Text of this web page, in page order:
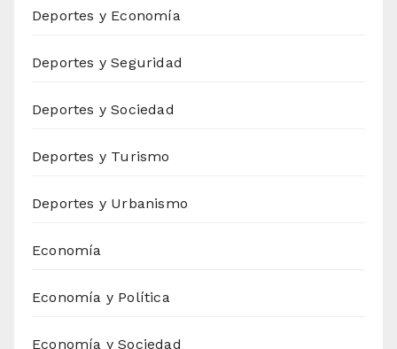
Deportes y Economía
Deportes y Seguridad
Deportes y Sociedad
Deportes y Turismo
Deportes y Urbanismo
Economía
Economía y Política
Economía y Sociedad